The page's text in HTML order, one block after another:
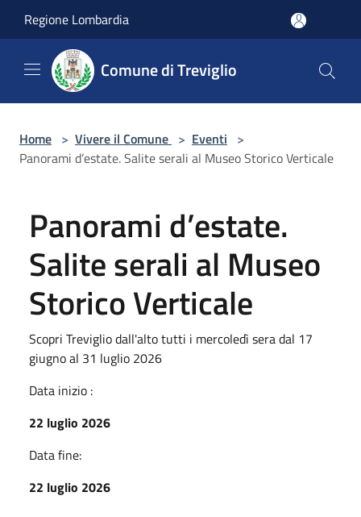
Regione Lombardia
Comune di Treviglio
Home > Vivere il Comune > Eventi >
Panorami d’estate. Salite serali al Museo Storico Verticale
Panorami d’estate.
Salite serali al Museo
Storico Verticale
Scopri Treviglio dall'alto tutti i mercoledì sera dal 17
giugno al 31 luglio 2026
Data inizio :
22 luglio 2026
Data fine:
22 luglio 2026